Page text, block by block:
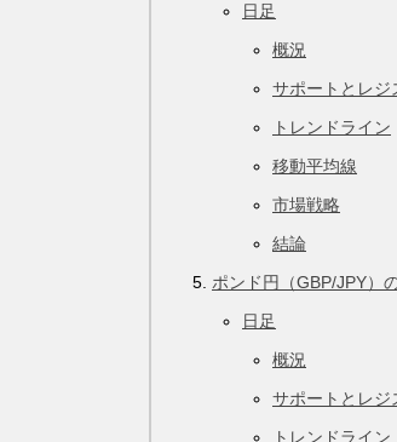
日足
概況
サポートとレジ
トレンドライン
移動平均線
市場戦略
結論
ポンド円（GBP/JPY）
日足
概況
サポートとレジ
トレンドライン